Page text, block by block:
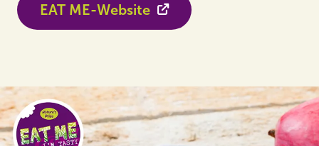
EAT ME-Website